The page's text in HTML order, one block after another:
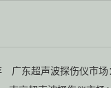
广东超声波探伤仪市